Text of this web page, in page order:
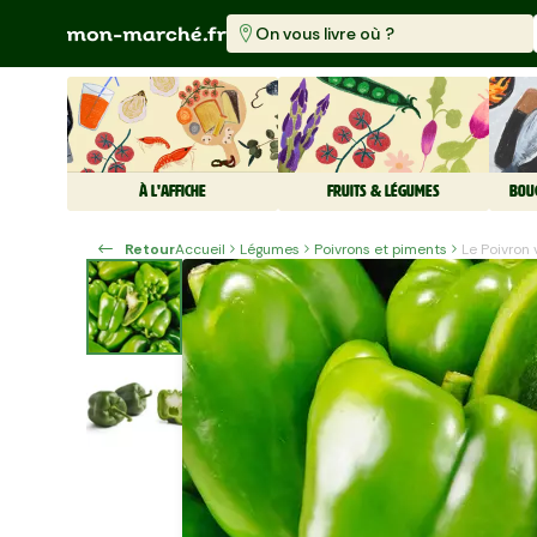
On vous livre où ?
À L'AFFICHE FRUITS & LÉGUMES
RetourAccueil Légumes Poivrons et piments Le